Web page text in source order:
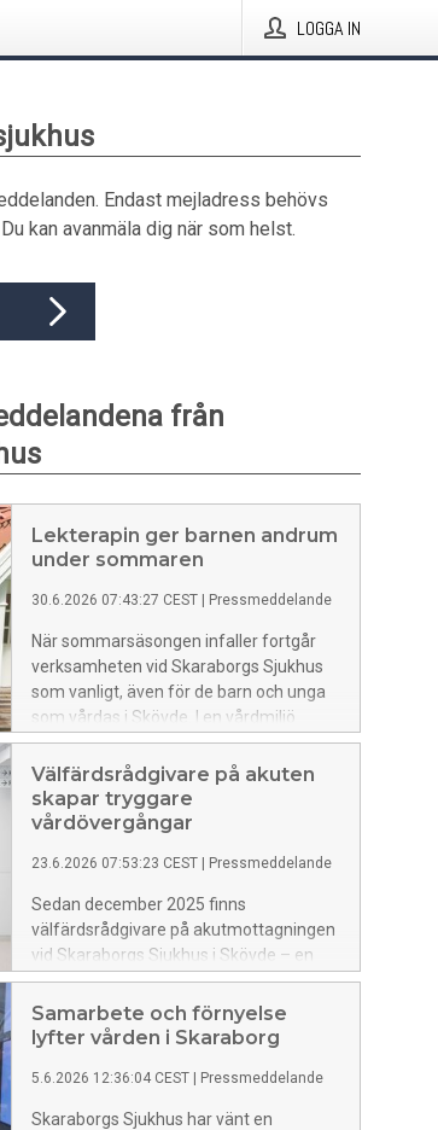
LOGGA IN
Endast mejladress behövs
kan avanmäla dig när som helst.
från
Lekterapin ger barnen andrum
under sommaren
30.6.2026 07:43:27 CEST Pressmeddelande
När sommarsäsongen infaller fortgår
verksamheten vid Skaraborgs Sjukhus
som vanligt, även för de barn och unga
som vårdas i Skövde. I en vårdmiljö
präglad av undersökningar, väntan och
ibland oro utgör lekterapin en integrerad
del av vården, där lek, skapande och
fantasi stödjer både återhämtning och
Välfärdsrådgivare på akuten
skapar tryggare
vårdövergångar
23.6.2026 07:53:23 CEST Pressmeddelande
Sedan december 2025 finns
välfärdsrådgivare på akutmottagningen
vid Skaraborgs Sjukhus i Skövde – en
satsning som redan gör tydlig skillnad.
Genom att möta patienter direkt i det
akuta skedet kan fler få rätt stöd i tid,
skapar en tryggare väg hem.
Samarbete och förnyelse
lyfter vården i Skaraborg
5.6.2026 12:36:04 CEST Pressmeddelande
Skaraborgs Sjukhus har vänt en